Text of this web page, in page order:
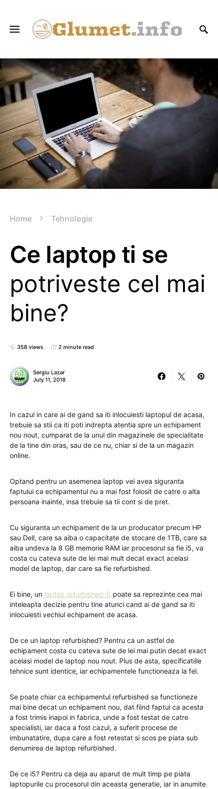
Home Tehnologie
Ce laptop ti se
potriveste cel mai
bine?
358 views 2 minute read
Sergiu Lazar
July 11, 2018
In cazul in care ai de gand sa iti inlocuiesti laptopul de acasa,
trebuie sa stii ca iti poti indrepta atentia spre un echipament
nou nout, cumparat de la unul din magazinele de specialitate
de la tine din oras, sau de ce nu, chiar si de la un magazin
online.
Optand pentru un asemenea laptop vei avea siguranta
faptului ca echipamentul nu a mai fost folosit de catre o alta
persoana inainte, insa trebuie sa tii cont si de pret.
Cu siguranta un echipament de la un producator precum HP
sau Dell, care sa aiba o capacitate de stocare de 1TB, care sa
aiba undeva la 8 GB memorie RAM iar procesorul sa fie i5, va
costa cu cateva sute de lei mai mult decat exact acelasi
model de laptop, dar care sa fie refurbished.
Ei bine, un laptop refurbished i5 poate sa reprezinte cea mai
inteleapta decizie pentru tine atunci cand ai de gand sa iti
inlocuiesti vechiul echipament de acasa.
De ce un laptop refurbished? Pentru ca un astfel de
echipament costa cu cateva sute de lei mai putin decat exact
acelasi model de laptop nou nout. Plus de asta, specificatiile
tehnice sunt identice, iar echipamentele functioneaza la fel.
Se poate chiar ca echipamentul refurbished sa functioneze
mai bine decat un echipament nou, dat fiind faptul ca acesta
a fost trimis inapoi in fabrica, unde a fost testat de catre
specialisti, iar daca a fost cazul, a suferit procese de
imbunatatire, dupa care a fost retestat si scos pe piata sub
denumirea de laptop refurbished.
De ce i5? Pentru ca deja au aparut de mult timp pe piata
laptopurile cu procesorul din aceasta generatie, iar in anumite